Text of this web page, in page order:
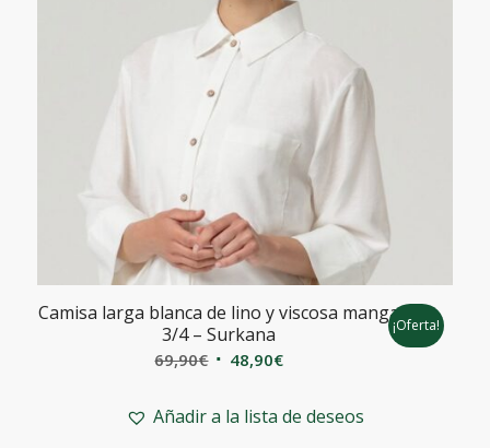
Camisa larga blanca de lino y viscosa manga
3/4 – Surkana
69,90€ El
original
48,90€El
actual
¡Oferta!
Añadir a la lista de deseos